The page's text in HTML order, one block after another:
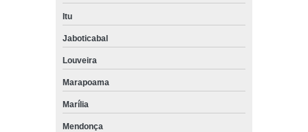
Itu
Jaboticabal
Louveira
Marapoama
Marília
Mendonça